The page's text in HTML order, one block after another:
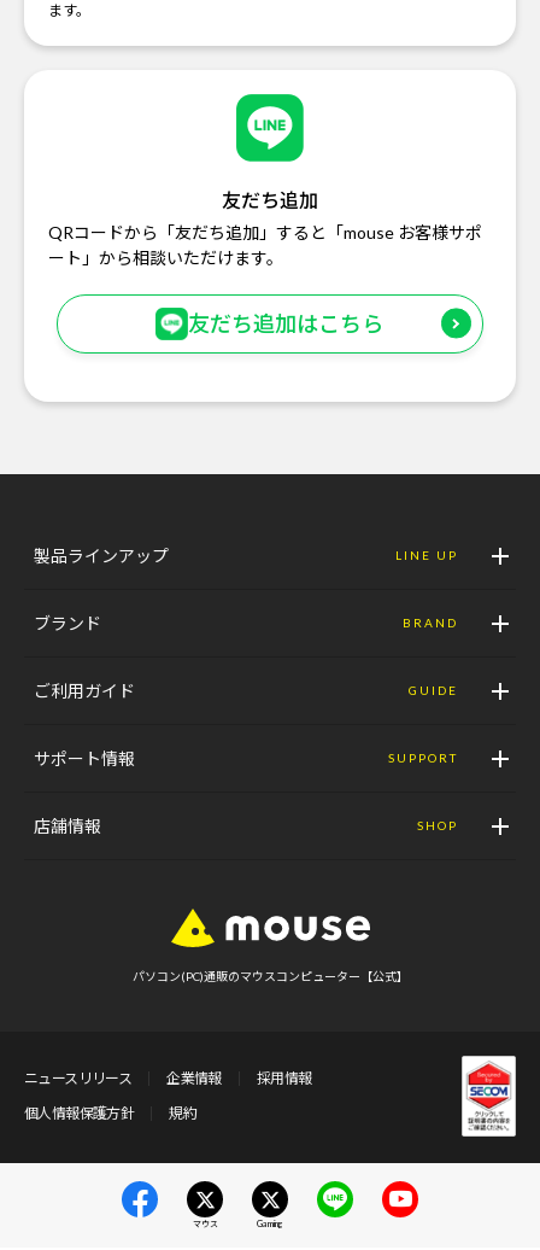
ます。
友だち追加
QRコードから「友だち追加」すると「mouse お客様サポ
ート」から相談いただけます。
友だち追加はこちら
製品ラインアップ LINE UP
ブランド BRAND
ご利用ガイド GUIDE
サポート情報 SUPPORT
店舗情報 SHOP
パソコン(PC)通販のマウスコンピューター【公式】
ニュースリリース 企業情報
採用情報
個人情報保護方針
規約
マウス Gaming